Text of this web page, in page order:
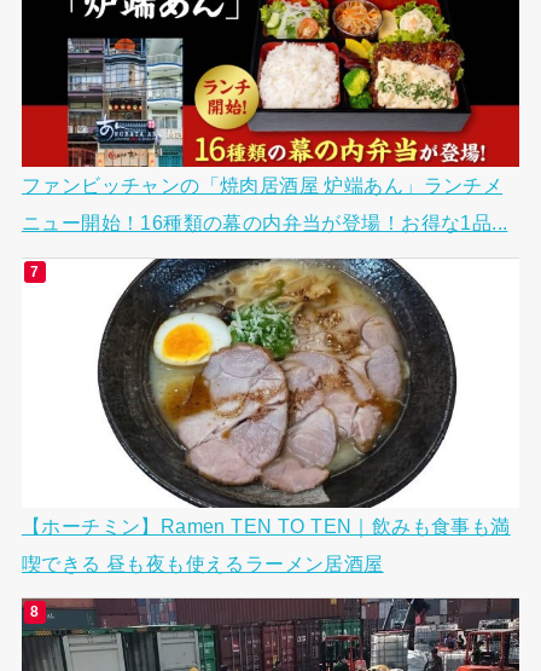
ファンビッチャンの「焼肉居酒屋 炉端あん」ランチメ
ニュー開始！16種類の幕の内弁当が登場！お得な1品...
【ホーチミン】Ramen TEN TO TEN｜飲みも食事も満
喫できる 昼も夜も使えるラーメン居酒屋